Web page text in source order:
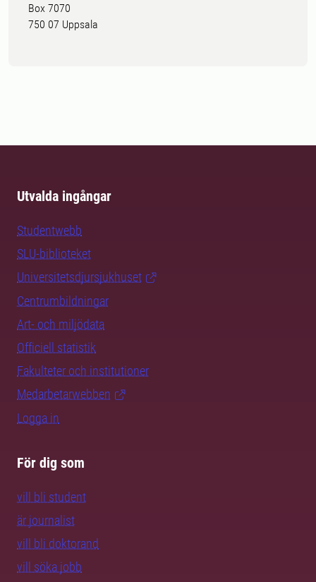
Box 7070
750 07 Uppsala
Utvalda ingångar
Studentwebb
SLU-biblioteket
Universitetsdjursjukhuset
Centrumbildningar
Art- och miljödata
Officiell statistik
Fakulteter och institutioner
Medarbetarwebben
Logga in
För dig som
vill bli student
är journalist
vill bli doktorand
vill söka jobb